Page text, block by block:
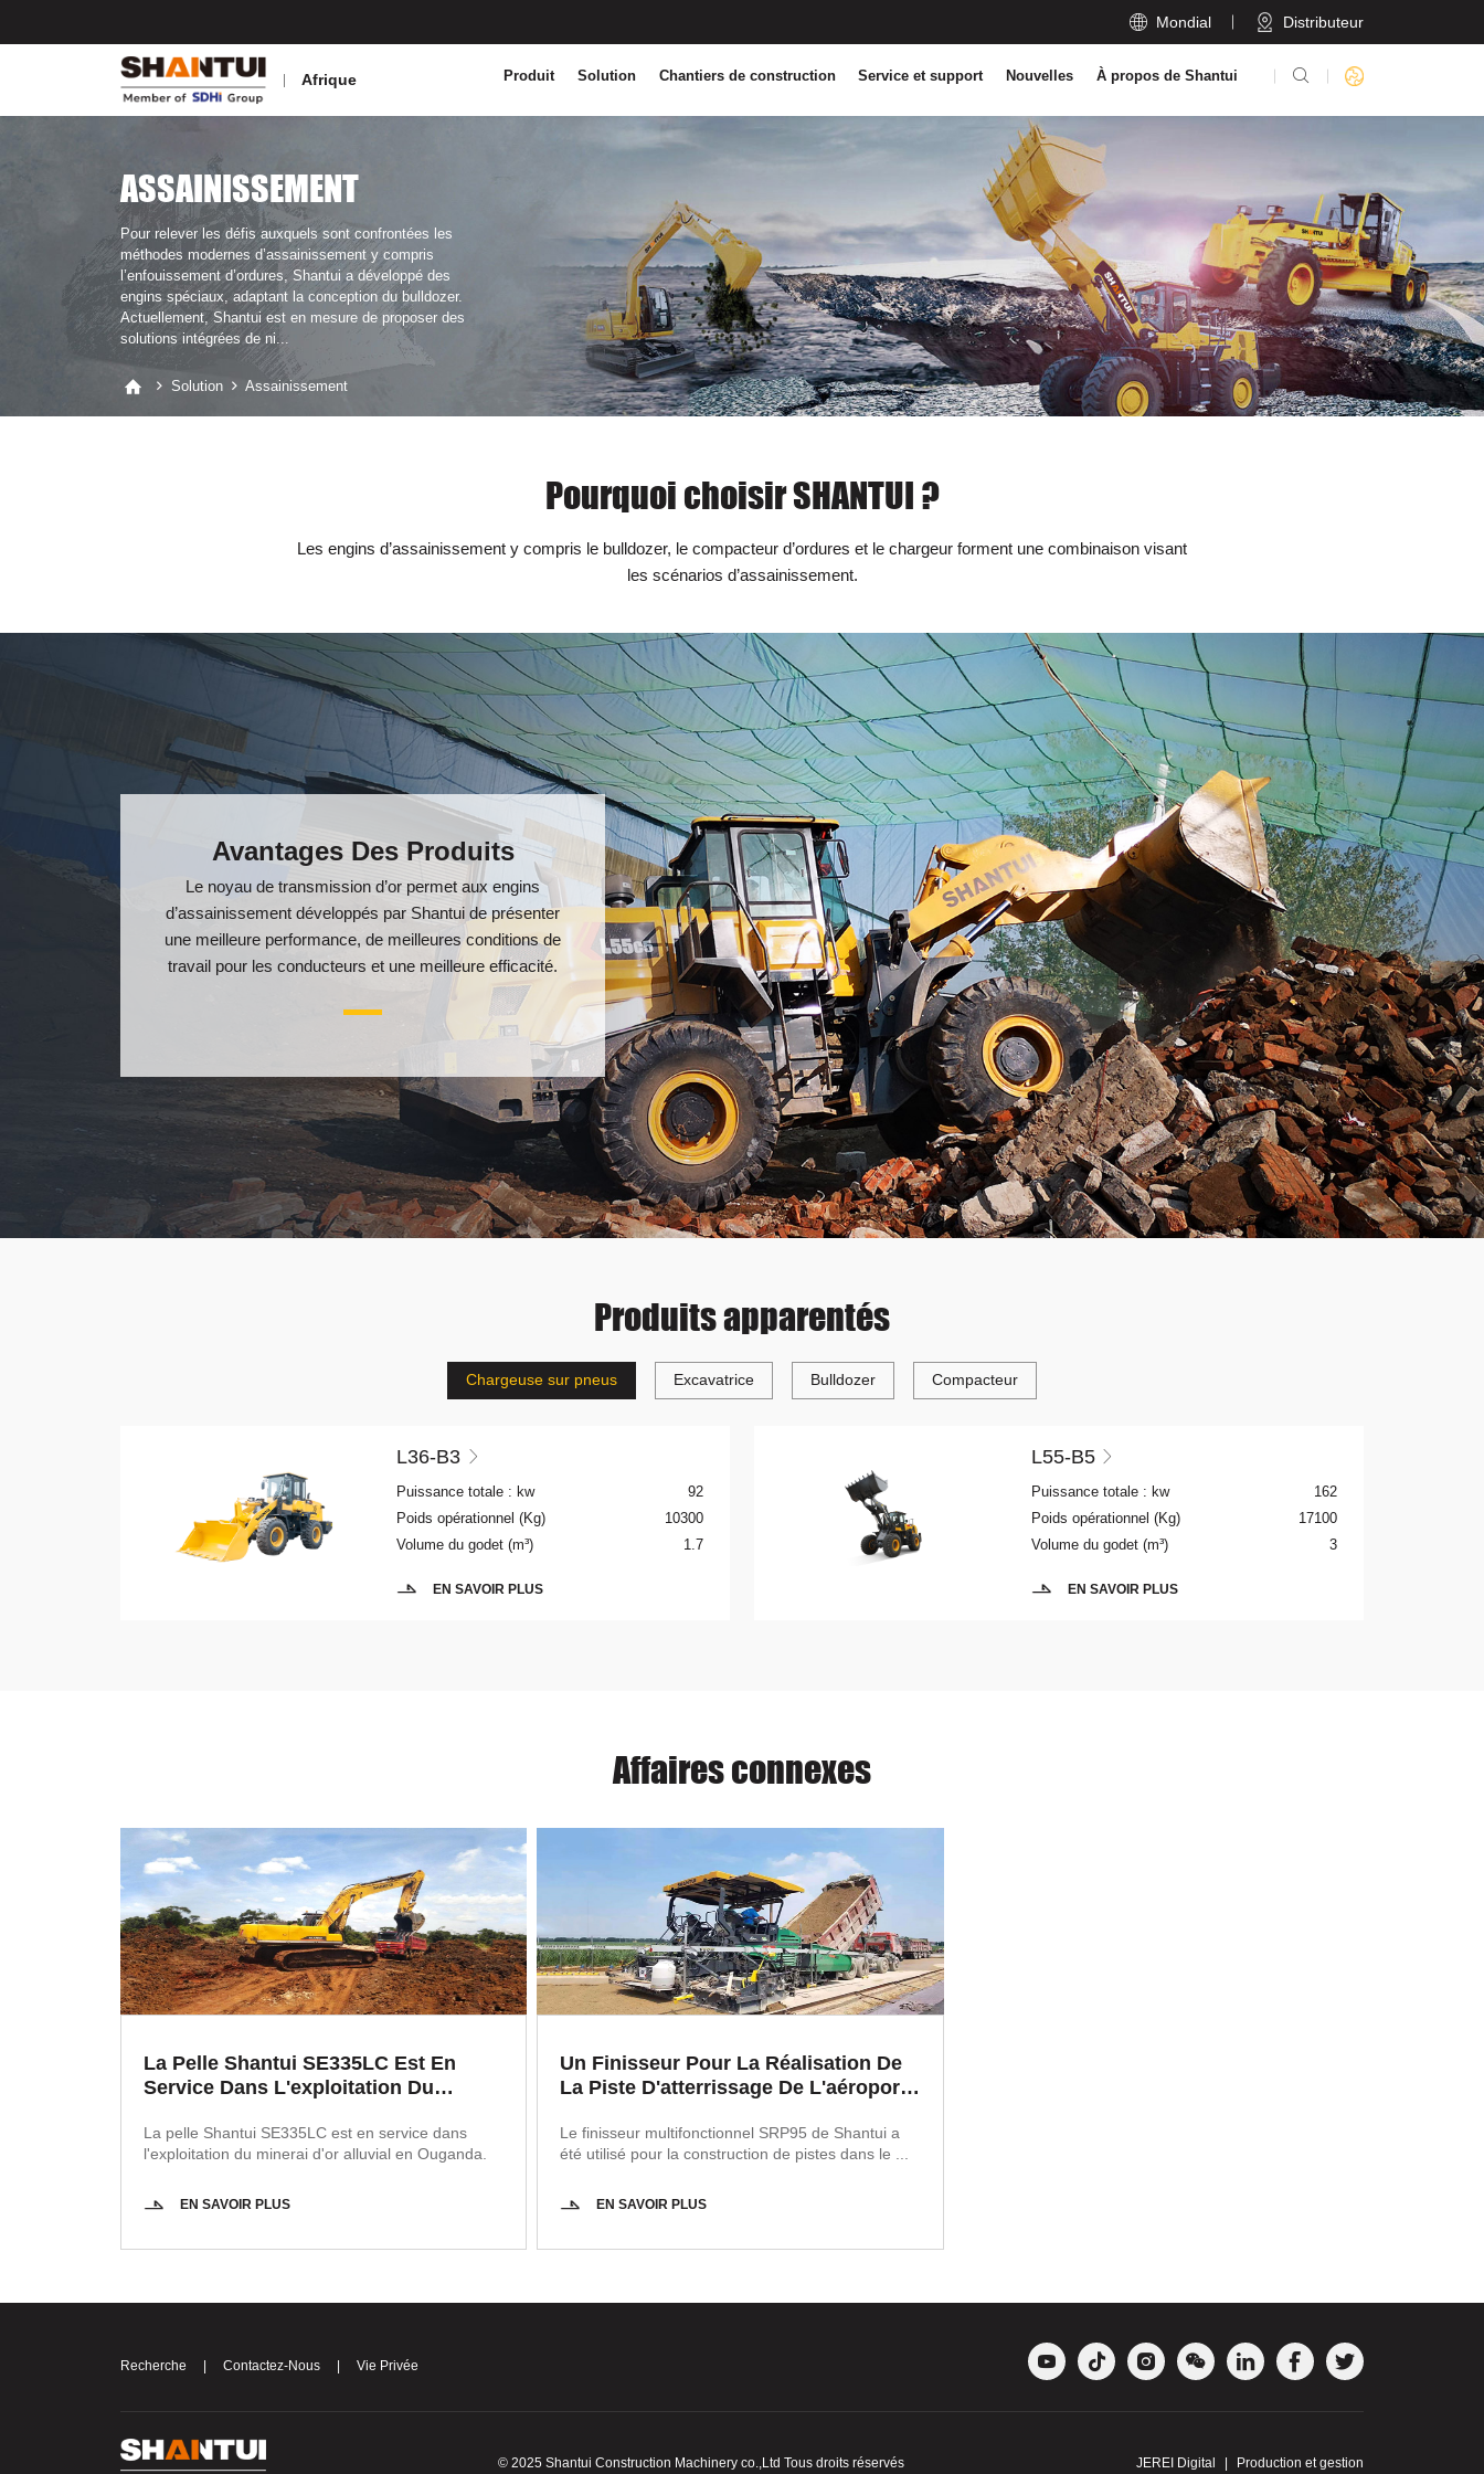
 Mondial Distributeur
Afrique 
Produit Solution Chantiers de construction Service et support Nouvelles À propos de Shantui
ASSAINISSEMENT
Pour relever les défis auxquels sont confrontées les
méthodes modernes d’assainissement y compris
l’enfouissement d’ordures, Shantui a développé des
engins spéciaux, adaptant la conception du bulldozer.
Actuellement, Shantui est en mesure de proposer des
solutions intégrées de ni...
  Solution  Assainissement
Pourquoi choisir SHANTUI ?
Les engins d’assainissement y compris le bulldozer, le compacteur d’ordures et le chargeur forment une combinaison visant
les scénarios d’assainissement.
Avantages Des Produits
Le noyau de transmission d’or permet aux engins
d’assainissement développés par Shantui de présenter
une meilleure performance, de meilleures conditions de
travail pour les conducteurs et une meilleure efficacité.
Produits apparentés
Chargeuse sur pneus Excavatrice Bulldozer Compacteur
L36-B3 
Puissance totale : kw
92
Poids opérationnel (Kg)
10300
Volume du godet (m³)
1.7
EN SAVOIR PLUS
L55-B5 
Puissance totale : kw
162
Poids opérationnel (Kg)
17100
Volume du godet (m³)
3
EN SAVOIR PLUS
Affaires connexes
La Pelle Shantui SE335LC Est En
Service Dans L'exploitation Du
La pelle Shantui SE335LC est en service dans
l'exploitation du minerai d'or alluvial en Ouganda.
EN SAVOIR PLUS
Un Finisseur Pour La Réalisation De
La Piste D'atterrissage De L'aéroport
Le finisseur multifonctionnel SRP95 de Shantui a
été utilisé pour la construction de pistes dans le ...
EN SAVOIR PLUS
Recherche Contactez-Nous Vie Privée       
© 2025Shantui Construction Machinery co.,Ltd Tous droits réservés JEREI Digital | Production et gestion